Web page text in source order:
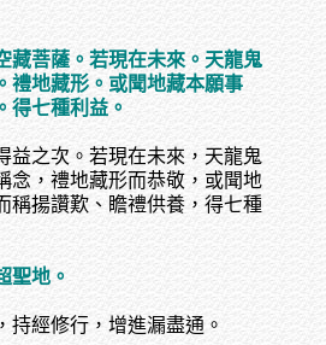
藏菩薩。若現在未來。天龍鬼
禮地藏形。或聞地藏本願事
得七種利益。
益之次。若現在未來，天龍鬼
念，禮地藏形而恭敬，或聞地
稱揚讚歎、瞻禮供養，得七種
聖地。
持經修行，增進漏盡通。